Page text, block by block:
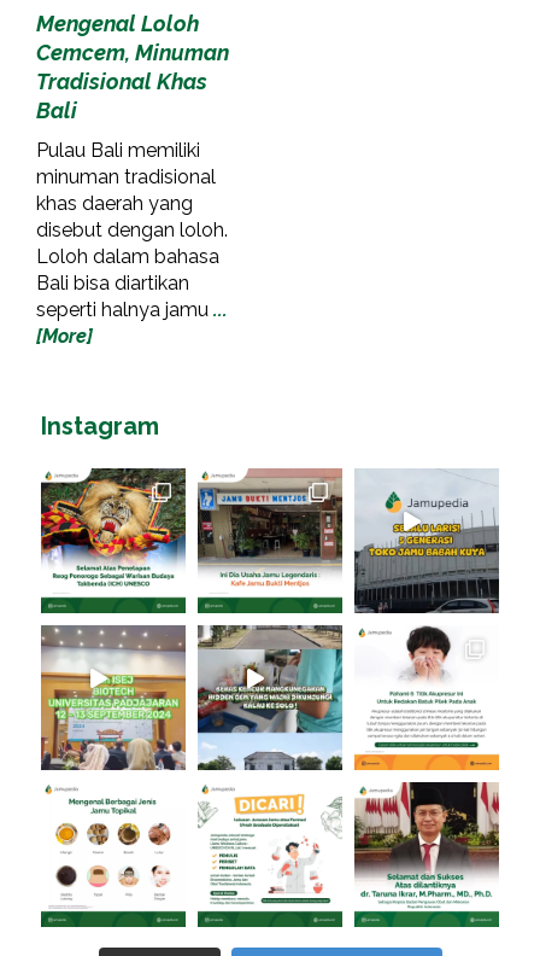
Mengenal Loloh
Cemcem, Minuman
Tradisional Khas
Bali
Pulau Bali memiliki
minuman tradisional
khas daerah yang
disebut dengan loloh.
Loloh dalam bahasa
Bali bisa diartikan
seperti halnya jamu ...
[More]
Instagram